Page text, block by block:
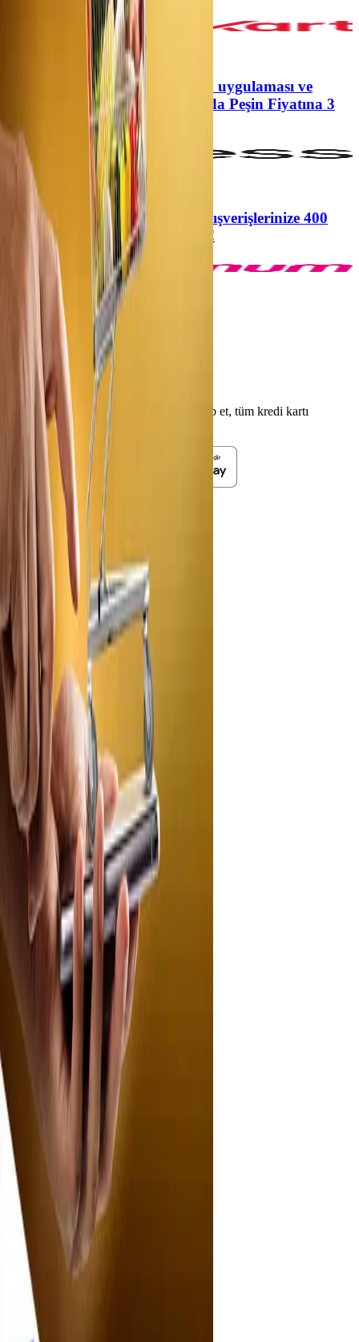
Axess'e özel Cepteşok İsteGelsin uygulaması ve
www.sokmarket.com.tr/ekstra’da Peşin Fiyatına 3
%8 kazanç
2.500 TL ve Üzeri Cepte Şok Alışverişlerinize 400
TL’ye Varan MaxiPuan Fırsatı!
kampanya bulundu.
Ana Sayfa
Şok kampanyaları
Kampania'yı indir
Uygulamayı indirerek kampanyaları takip et, tüm kredi kartı
fırsatlarını yakala.
Kredi Kartı
Kampanyalar
Akaryakıt
Araç
E-Ticaret
Eğitim & Kırtasiye
Eğlence
Elektronik
Dekorasyon
Moda & Kozmetik
Market
Sağlık
Seyahat
Yeme-İçme
Yurt Dışı
Diğer
Çözümler
Cardwise
Kampanya Rehberi
Kurumsal
Hakkımızda
Basında Kampania
İletişim
Yasal
Kişisel Verilerin Korunması
İlgili Kişi Başvuru Formu
Aydınlatma Metni
Çerez Politikası
Kredi Kartı
Kampanyalar
Kampanya Rehberi
Kurumsal
Yasal